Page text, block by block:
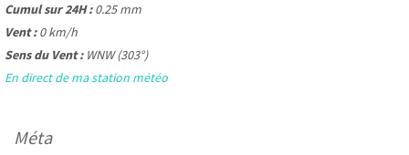
Cumul sur 24H :0.25 mm
Vent :0 km/h
Sens du Vent :WNW (303°)
En direct de ma station météo
Méta